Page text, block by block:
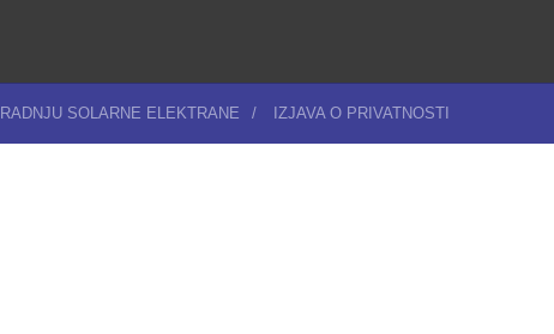
SOLARNE ELEKTRANE / IZJAVA O PRIVATNOSTI